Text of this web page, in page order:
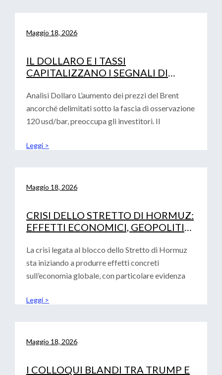
Maggio 18, 2026
IL DOLLARO E I TASSI
CAPITALIZZANO I SEGNALI DI
Analisi Dollaro L’aumento dei prezzi del Brent
ancorché delimitati sotto la fascia di osservazione
120 usd/bar, preoccupa gli investitori. Il
Leggi >
Maggio 18, 2026
CRISI DELLO STRETTO DI HORMUZ:
EFFETTI ECONOMICI, GEOPOLITICI
STATI UNITI E CINA
La crisi legata al blocco dello Stretto di Hormuz
sta iniziando a produrre effetti concreti
sull’economia globale, con particolare evidenza
Leggi >
Maggio 18, 2026
I COLLOQUI BLANDI TRA TRUMP E